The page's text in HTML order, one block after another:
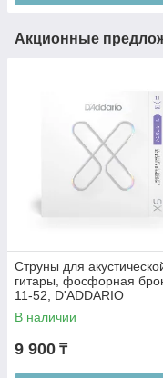
Акционные
Струны для
гитары, фосфорная
11-52, D'ADDARIO
XSAPB1152
В наличии
9 900 ₸